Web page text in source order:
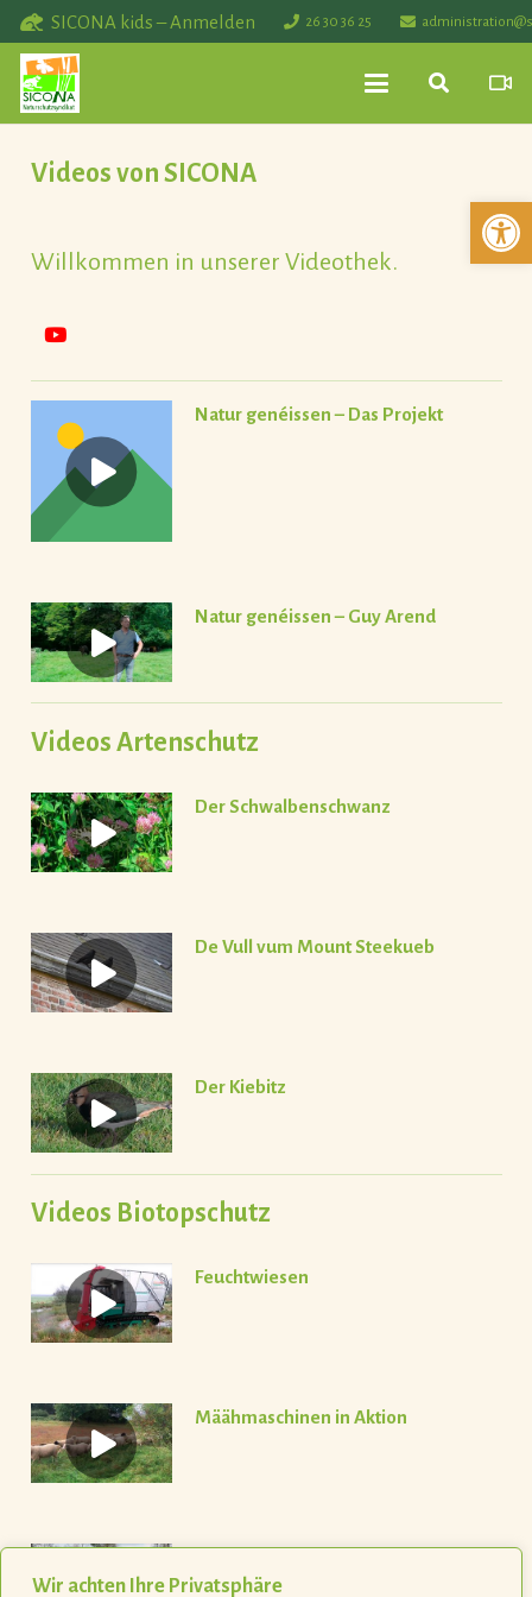
Wir achten Ihre Privatsphäre
SICONA kids – Anmelden 26 30 36 25
Videos von SICONA
Willkommen in unserer Videothek.
Natur genéissen – Das Projekt
Natur genéissen – Guy Arend
Videos Artenschutz
Der Schwalbenschwanz
De Vull vum Mount Steekueb
Der Kiebitz
Videos Biotopschutz
Feuchtwiesen
Määhmaschinen in Aktion